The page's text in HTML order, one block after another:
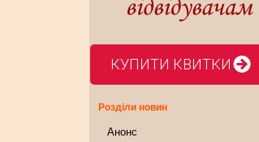
КУПИТИ КВИТКИ
Розділи новин
Анонс